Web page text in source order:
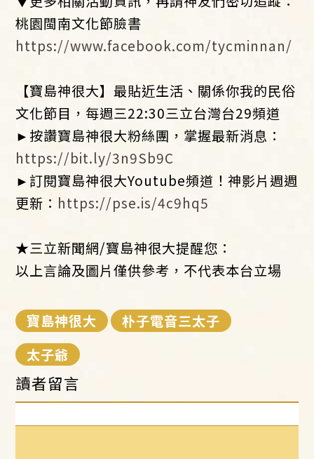
桃園閩南文化節臉書
https://www.facebook.com/tycminnan/
【寶島神很大】最貼近生活、關係你我的民俗
文化節目，每週三22:30三立台灣台29頻道
►按讚寶島神很大粉絲團，掌握最新消息：
https://bit.ly/3n9Sb9C
►訂閱寶島神很大Youtube頻道！神影片週週
更新： https://pse.is/4c9hq5
★三立新聞網/寶島神很大提醒您：
以上言論及圖片僅供參考，不代表本台立場
寶島神很大
朴子電音三太子
太子爺
讀者留言